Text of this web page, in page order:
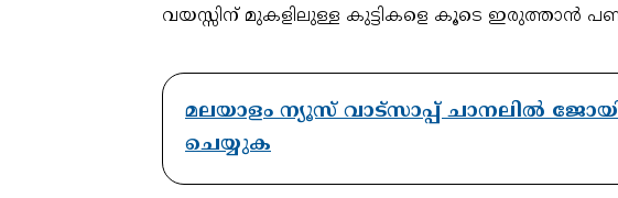
വയസ്സിന് മുകളിലുള്ള കുട്ടികളെ കൂടെ ഇരുത്താന്‍
മലയാളം ന്യൂസ് വാട്സാപ്പ് ചാനലിൽ
ചെയ്യുക